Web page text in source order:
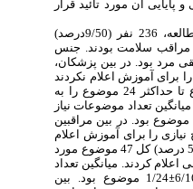
آن مورد تائید قرار
از 464 نفر مورد مطالعه، 236 نفر (9/50درصد)
(1/49درصد) مراقب سلامت بودند. جنس
مابقی مرد بود. در بین پزشکان،
را برای آموزش اعلام نکردند
و مابقی از حداقل یک موضوع تا حداکثر 24 موضوع را به
تعداد موضوعات نیاز
یا تقریبا 7 موضوع بود. در بین مراقبین
هیچ نیازی را برای آموزش اعلام
نکردند و در مقابل 24 نفر (5/10 درصد) کل 47 موضوع مورد
کردند. میانگین تعداد
±
1/24 موضوع بود. بین